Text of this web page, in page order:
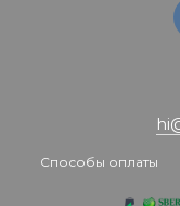
Способы оплаты